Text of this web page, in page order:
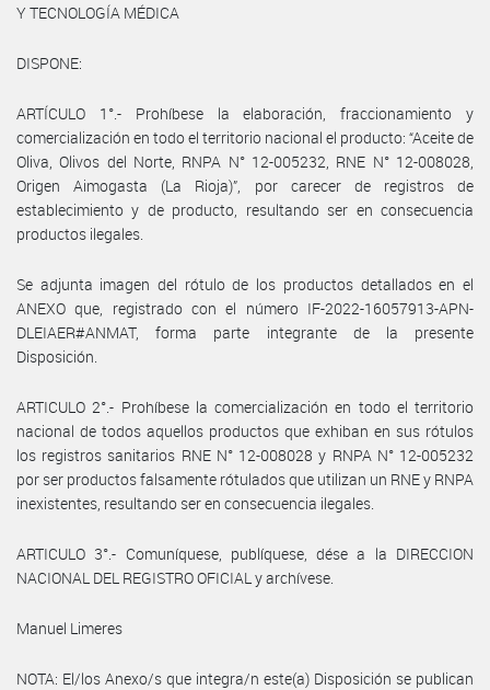
Y TECNOLOGÍA MÉDICA
DISPONE:
ARTÍCULO 1°.- Prohíbese la elaboración, fraccionamiento y
comercialización en todo el territorio nacional el producto: “Aceite de
Oliva, Olivos del Norte, RNPA N° 12-005232, RNE N° 12-008028,
Origen Aimogasta (La Rioja)”, por carecer de registros de
establecimiento y de producto, resultando ser en consecuencia
productos ilegales.
Se adjunta imagen del rótulo de los productos detallados en el
ANEXO que, registrado con el número IF-2022-16057913-APN-
DLEIAER#ANMAT, forma parte integrante de la presente
Disposición.
ARTICULO 2°.- Prohíbese la comercialización en todo el territorio
nacional de todos aquellos productos que exhiban en sus rótulos
los registros sanitarios RNE N° 12-008028 y RNPA N° 12-005232
por ser productos falsamente rótulados que utilizan un RNE y RNPA
inexistentes, resultando ser en consecuencia ilegales.
ARTICULO 3°.- Comuníquese, publíquese, dése a la DIRECCION
NACIONAL DEL REGISTRO OFICIAL y archívese.
Manuel Limeres
NOTA: El/los Anexo/s que integra/n este(a) Disposición se publican